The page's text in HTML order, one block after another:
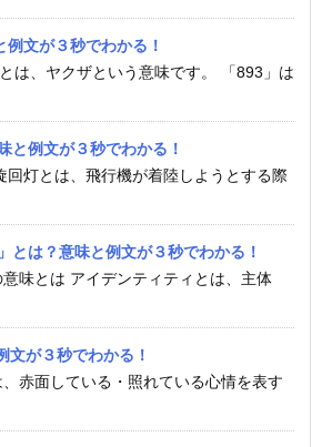
例文が３秒でわかる！
は、ヤクザという意味です。 「893」は
と例文が３秒でわかる！
回灯とは、飛行機が着陸しようとする際
とは？意味と例文が３秒でわかる！
意味とは アイデンティティとは、主体
文が３秒でわかる！
、赤面している・照れている心情を表す